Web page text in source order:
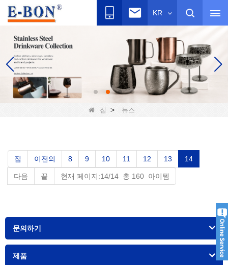
KR
집 > 뉴스
집 이전의 8 9 10 11 12 13 14
다음 끝 현재 페이지:14/14 총 160 아이템
문의하기
제품